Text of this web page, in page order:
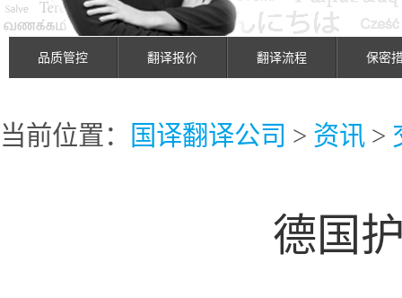
品质管控 翻译报价 翻译流程 保密
当前位置： 国译翻译公司 > 资讯 >
德国